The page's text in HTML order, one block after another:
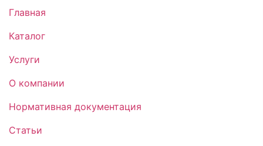
Главная
Каталог
Услуги
О компании
Нормативная документация
Статьи